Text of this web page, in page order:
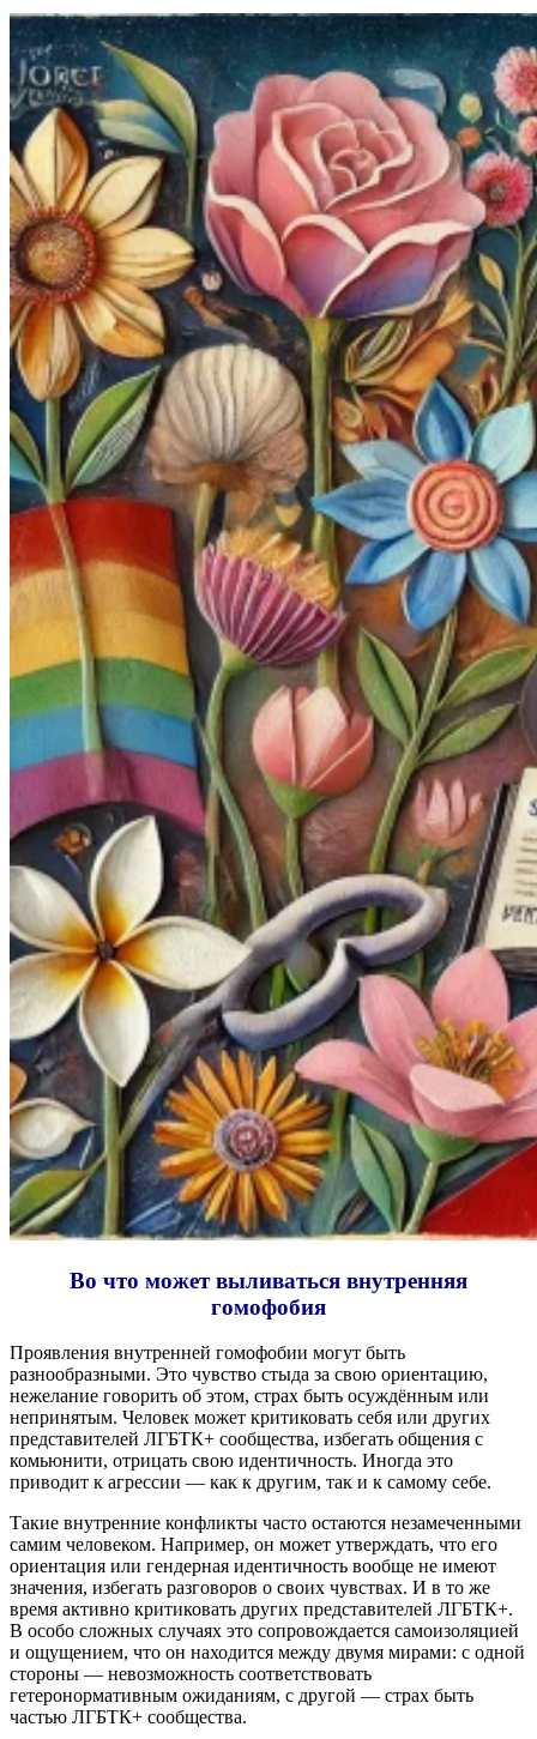
Во что может выливаться внутренняя
гомофобия
Проявления внутренней гомофобии могут быть
разнообразными. Это чувство стыда за свою ориентацию,
нежелание говорить об этом, страх быть осуждённым или
непринятым. Человек может критиковать себя или других
представителей ЛГБТК+ сообщества, избегать общения с
комьюнити, отрицать свою идентичность. Иногда это
приводит к агрессии — как к другим, так и к самому себе.
Такие внутренние конфликты часто остаются незамеченными
самим человеком. Например, он может утверждать, что его
ориентация или гендерная идентичность вообще не имеют
значения, избегать разговоров о своих чувствах. И в то же
время активно критиковать других представителей ЛГБТК+.
В особо сложных случаях это сопровождается самоизоляцией
и ощущением, что он находится между двумя мирами: с одной
стороны — невозможность соответствовать
гетеронормативным ожиданиям, с другой — страх быть
частью ЛГБТК+ сообщества.